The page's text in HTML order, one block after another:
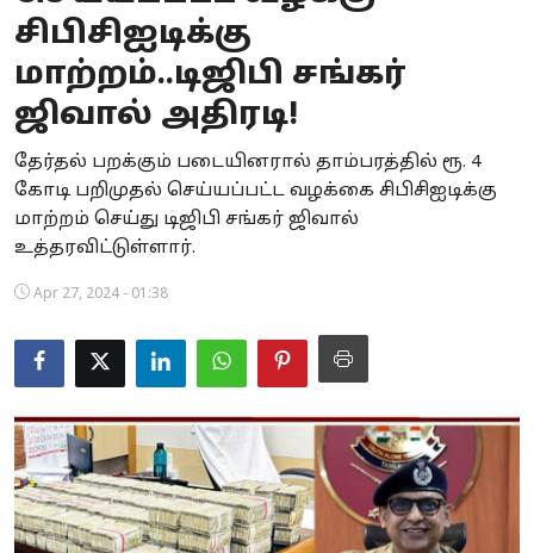
Business
Crime
National
World
Astrology
Spirituality
Politics
சிபிசிஐடிக்கு
மாற்றம்..டிஜிபி சங்கர்
ஜிவால் அதிரடி!
தேர்தல் பறக்கும் படையினரால் தாம்பரத்தில் ரூ. 4
கோடி பறிமுதல் செய்யப்பட்ட வழக்கை சிபிசிஐடிக்கு
மாற்றம் செய்து டிஜிபி சங்கர் ஜிவால்
உத்தரவிட்டுள்ளார்.
Apr 27, 2024 - 01:38